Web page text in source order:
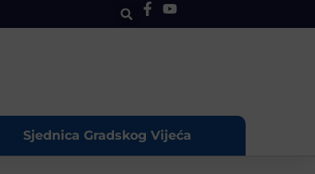
Sjednica Gradskog Vijeća